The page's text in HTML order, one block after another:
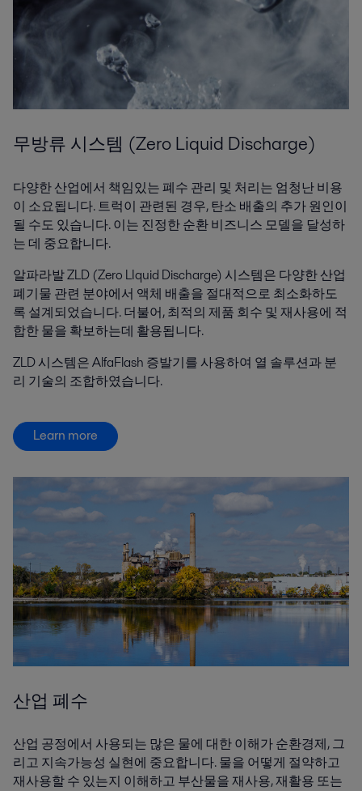
무방류 시스템 (Zero Liquid Discharge)
다양한 산업에서 책임있는 폐수 관리 및 처리는 엄청난 비용
이 소요됩니다. 트럭이 관련된 경우, 탄소 배출의 추가 원인이
될 수도 있습니다. 이는 진정한 순환 비즈니스 모델을 달성하
는 데 중요합니다.
알파라발 ZLD (Zero LIquid Discharge) 시스템은 다양한 산업
폐기물 관련 분야에서 액체 배출을 절대적으로 최소화하도
록 설계되었습니다. 더불어, 최적의 제품 회수 및 재사용에 적
합한 물을 확보하는데 활용됩니다.
ZLD 시스템은 AlfaFlash 증발기를 사용하여 열 솔루션과 분
리 기술의 조합하였습니다.
Learn more
산업 폐수
산업 공정에서 사용되는 많은 물에 대한 이해가 순환경제, 그
리고 지속가능성 실현에 중요합니다. 물을 어떻게 절약하고
재사용할 수 있는지 이해하고 부산물을 재사용, 재활용 또는